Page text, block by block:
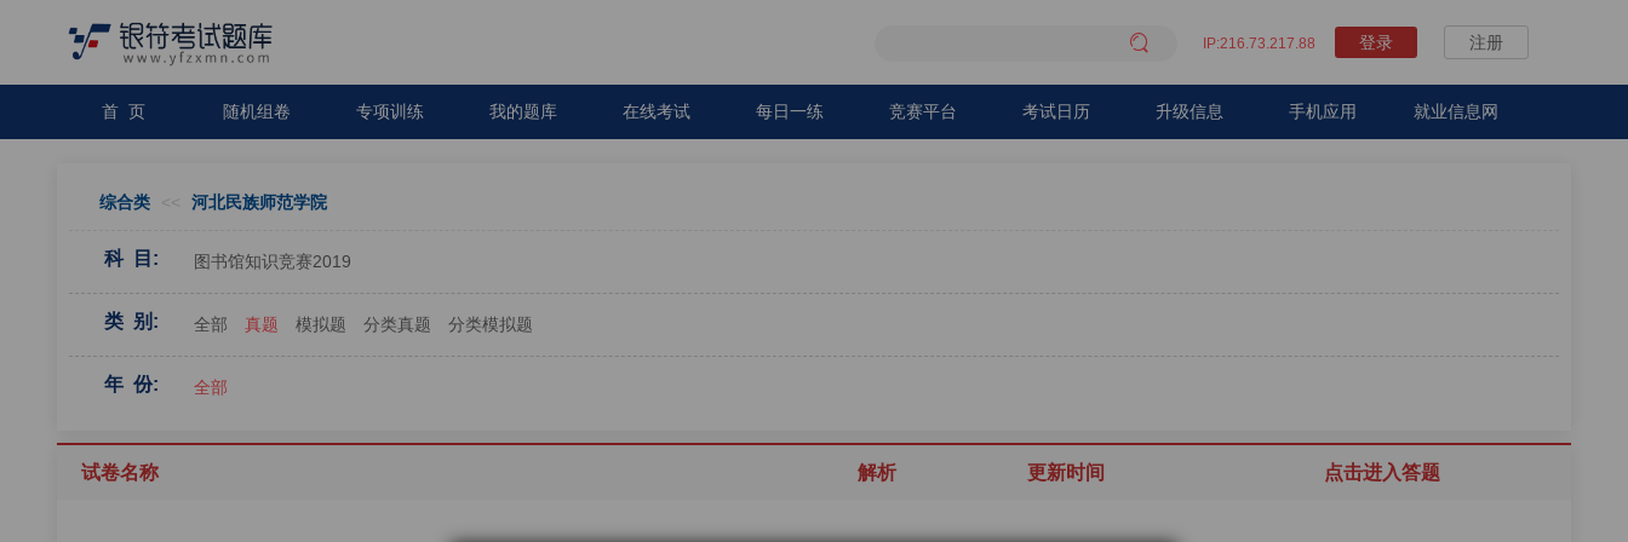
IP:216.73.217.88 登录 注册

首 页 随机组卷 专项训练 我的题库 在线考试 每日一练 竞赛平台 考试日历 升级信息 手机应用 就业信息网
综合类 << 河北民族师范学院
科 目: 图书馆知识竞赛2019
类 别: 全部 真题 模拟题 分类真题 分类模拟题
年 份: 全部
试卷名称 解析 更新时间 点击进入答题